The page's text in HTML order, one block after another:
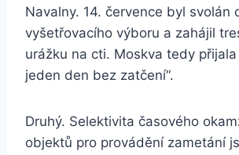
Navalny. 14. července byl svolán
vyšetřovacího výboru a zahájil
urážku na cti. Moskva tedy přijala
jeden den bez zatčení“.
Druhý. Selektivita časového
objektů pro provádění zametání